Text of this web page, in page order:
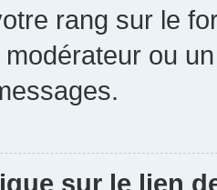
rang sur le
ou
sur le lien